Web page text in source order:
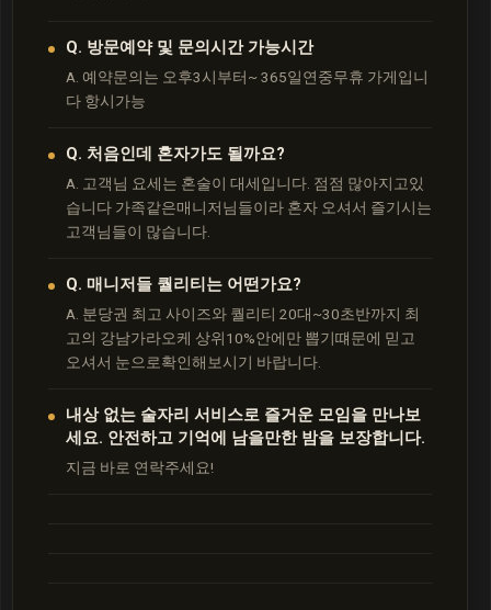
Q. 방문예약 및 문의시간 가능시간
A. 예약문의는 오후3시부터~ 365일연중무휴 가게입니
다 항시가능
Q. 처음인데 혼자가도 될까요?
A. 고객님 요세는 혼술이 대세입니다. 점점 많아지고있
습니다 가족같은매니저님들이라 혼자 오셔서 즐기시는
고객님들이 많습니다.
Q. 매니저들 퀄리티는 어떤가요?
A. 분당권 최고 사이즈와 퀄리티 20대~30초반까지 최
고의 강남가라오케 상위10%안에만 뽑기떄문에 믿고
오셔서 눈으로확인해보시기 바랍니다.
내상 없는 술자리 서비스로 즐거운 모임을 만나보
세요. 안전하고 기억에 남을만한 밤을 보장합니다.
지금 바로 연락주세요!